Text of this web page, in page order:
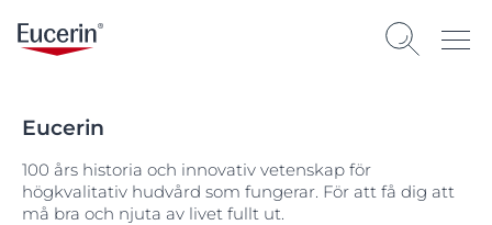
Eucerin
100 års historia och innovativ vetenskap för
högkvalitativ hudvård som fungerar. För att få dig att
må bra och njuta av livet fullt ut.